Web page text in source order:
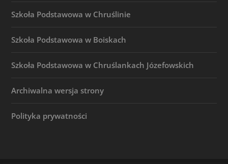
Szkoła Podstawowa w Chruślinie
Szkoła Podstawowa w Boiskach
Szkoła Podstawowa w Chruślankach Józefowskich
Archiwalna wersja strony
Polityka prywatności